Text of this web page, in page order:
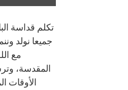
تكلم قداسة
جميعا نولد
مع
المقدسة،
الأوقات